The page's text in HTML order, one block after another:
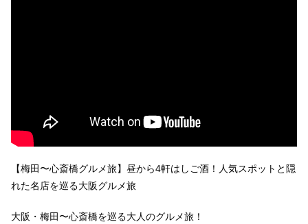
【梅田〜心斎橋グルメ旅】昼から4軒はしご酒！人気スポットと隠
れた名店を巡る大阪グルメ旅
大阪・梅田〜心斎橋を巡る大人のグルメ旅！